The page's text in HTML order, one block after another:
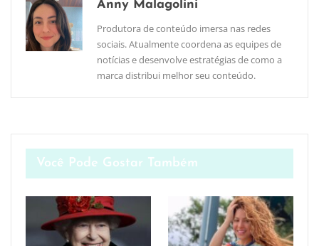
Anny Malagolini
Produtora de conteúdo imersa nas redes
sociais. Atualmente coordena as equipes de
notícias e desenvolve estratégias de como a
marca distribui melhor seu conteúdo.
Você Pode Gostar Também